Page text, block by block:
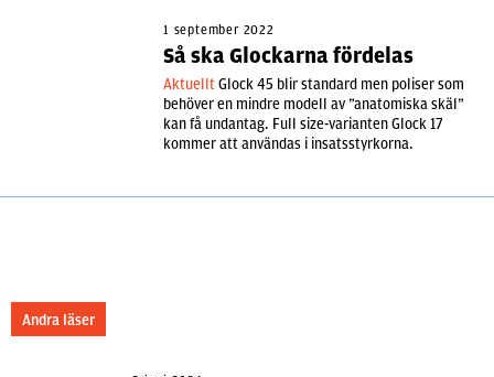
1 september 2022
Så ska Glockarna fördelas
Aktuellt Glock 45 blir standard men poliser som
behöver en mindre modell av ”anatomiska skäl”
kan få undantag. Full size-varianten Glock 17
kommer att användas i insatsstyrkorna.
Andra läser